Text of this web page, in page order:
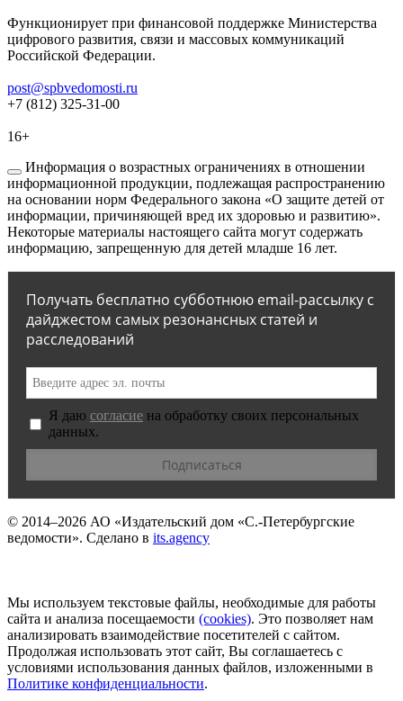
Функционирует при финансовой поддержке Министерства
цифрового развития, связи и массовых коммуникаций
Российской Федерации.
post@spbvedomosti.ru
+7 (812) 325-31-00
16+
Информация о возрастных ограничениях в отношении
информационной продукции, подлежащая распространению
на основании норм Федерального закона «О защите детей от
информации, причиняющей вред их здоровью и развитию».
Некоторые материалы настоящего сайта могут содержать
информацию, запрещенную для детей младше 16 лет.
Получать бесплатно субботнюю email-рассылку с
дайджестом самых резонансных статей и
расследований
Я даю согласие на обработку своих персональных
данных.
© 2014–2026 АО «Издательский дом «С.-Петербургские
ведомости». Сделано в its.agency
Мы используем текстовые файлы, необходимые для работы
сайта и анализа посещаемости (сookies). Это позволяет нам
анализировать взаимодействие посетителей с сайтом.
Продолжая использовать этот сайт, Вы соглашаетесь с
условиями использования данных файлов, изложенными в
Политике конфиденциальности.